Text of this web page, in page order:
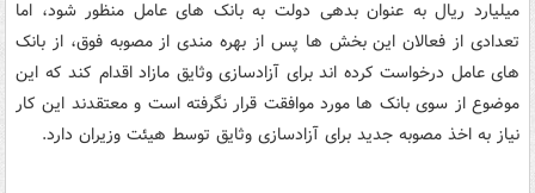
میلیارد ریال به عنوان بدهی دولت به بانک های عامل منظور شود، اما
تعدادی از فعالان این بخش ها پس از بهره مندی از مصوبه فوق، از بانک
های عامل درخواست کرده اند برای آزادسازی وثایق مازاد اقدام کند که این
موضوع از سوی بانک ها مورد موافقت قرار نگرفته است و معتقدند این کار
نیاز به اخذ مصوبه جدید برای آزادسازی وثایق توسط هیئت وزیران دارد.